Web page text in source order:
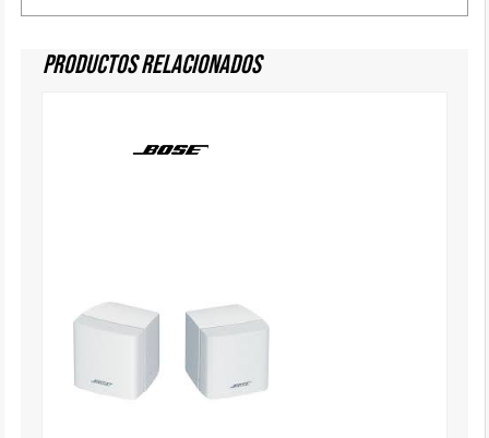
Productos Relacionados